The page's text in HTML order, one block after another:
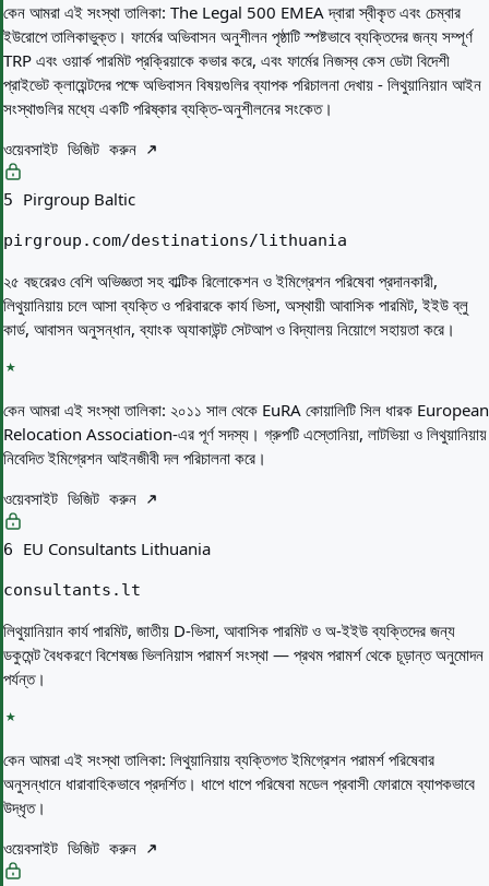
কেন আমরা এই সংস্থা তালিকা: The Legal 500 EMEA দ্বারা স্বীকৃত এবং চেম্বার
ইউরোপে তালিকাভুক্ত। ফার্মের অভিবাসন অনুশীলন পৃষ্ঠাটি স্পষ্টভাবে ব্যক্তিদের জন্য সম্পূর্ণ
TRP এবং ওয়ার্ক পারমিট প্রক্রিয়াকে কভার করে, এবং ফার্মের নিজস্ব কেস ডেটা বিদেশী
প্রাইভেট ক্লায়েন্টদের পক্ষে অভিবাসন বিষয়গুলির ব্যাপক পরিচালনা দেখায় - লিথুয়ানিয়ান আইন
সংস্থাগুলির মধ্যে একটি পরিষ্কার ব্যক্তি-অনুশীলনের সংকেত।
ওয়েবসাইট ভিজিট করুন
5 Pirgroup Baltic
pirgroup.com/destinations/lithuania
২৫ বছরেরও বেশি অভিজ্ঞতা সহ বাল্টিক রিলোকেশন ও ইমিগ্রেশন পরিষেবা প্রদানকারী,
লিথুয়ানিয়ায় চলে আসা ব্যক্তি ও পরিবারকে কার্য ভিসা, অস্থায়ী আবাসিক পারমিট, ইইউ ব্লু
কার্ড, আবাসন অনুসন্ধান, ব্যাংক অ্যাকাউন্ট সেটআপ ও বিদ্যালয় নিয়োগে সহায়তা করে।
কেন আমরা এই সংস্থা তালিকা: ২০১১ সাল থেকে EuRA কোয়ালিটি সিল ধারক European
Relocation Association-এর পূর্ণ সদস্য। গ্রুপটি এস্তোনিয়া, লাটভিয়া ও লিথুয়ানিয়ায়
নিবেদিত ইমিগ্রেশন আইনজীবী দল পরিচালনা করে।
ওয়েবসাইট ভিজিট করুন
6 EU Consultants Lithuania
consultants.lt
লিথুয়ানিয়ান কার্য পারমিট, জাতীয় D-ভিসা, আবাসিক পারমিট ও অ-ইইউ ব্যক্তিদের জন্য
ডকুমেন্ট বৈধকরণে বিশেষজ্ঞ ভিলনিয়াস পরামর্শ সংস্থা — প্রথম পরামর্শ থেকে চূড়ান্ত অনুমোদন
পর্যন্ত।
কেন আমরা এই সংস্থা তালিকা: লিথুয়ানিয়ায় ব্যক্তিগত ইমিগ্রেশন পরামর্শ পরিষেবার
অনুসন্ধানে ধারাবাহিকভাবে প্রদর্শিত। ধাপে ধাপে পরিষেবা মডেল প্রবাসী ফোরামে ব্যাপকভাবে
উদ্ধৃত।
ওয়েবসাইট ভিজিট করুন